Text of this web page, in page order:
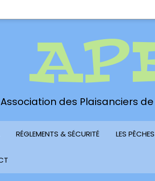
Association des Plaisanciers
RÉGLEMENTS & SÉCURITÉ LES